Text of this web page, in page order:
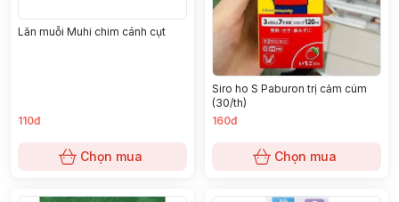
Lăn muỗi Muhi chim cánh cụt
110đ
Chọn mua
Siro ho S Paburon trị cảm cúm
(30/th)
160đ
Chọn mua